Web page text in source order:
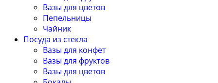
Вазы для цветов
Пепельницы
Чайник
Посуда из стекла
Вазы для конфет
Вазы для фруктов
Вазы для цветов